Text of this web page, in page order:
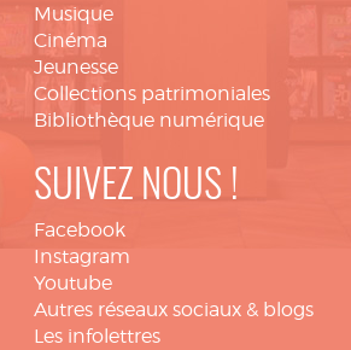
Musique
Cinéma
Jeunesse
Collections patrimoniales
Bibliothèque numérique
SUIVEZ NOUS !
Facebook
Instagram
Youtube
Autres réseaux sociaux & blogs
Les infolettres